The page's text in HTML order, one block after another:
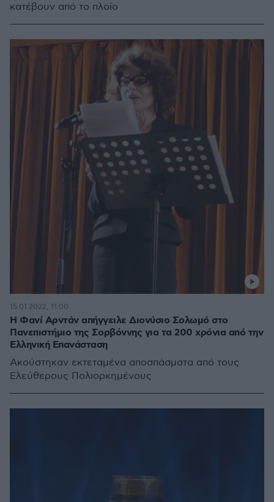
κατέβουν από το πλοίο
Η Φανί Αρντάν απήγγειλε Διονύσιο Σολωμό στο
Πανεπιστήμιο της Σορβόννης για τα 200 χρόνια από την
Ελληνική Επανάσταση
Ακούστηκαν εκτεταμένα αποσπάσματα από τους
Ελεύθερους Πολιορκημένους
15.01.2022, 11:00